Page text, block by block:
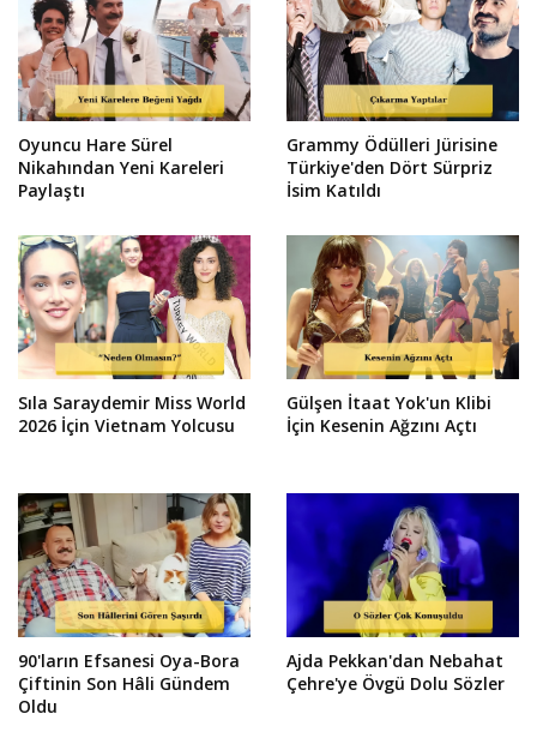
Oyuncu Hare Sürel
Nikahından Yeni Kareleri
Paylaştı
Grammy Ödülleri Jürisine
Türkiye'den Dört Sürpriz
İsim Katıldı
Sıla Saraydemir Miss World
2026 İçin Vietnam Yolcusu
Gülşen İtaat Yok'un Klibi
İçin Kesenin Ağzını Açtı
90'ların Efsanesi Oya-Bora
Çiftinin Son Hâli Gündem
Oldu
Ajda Pekkan'dan Nebahat
Çehre'ye Övgü Dolu Sözler